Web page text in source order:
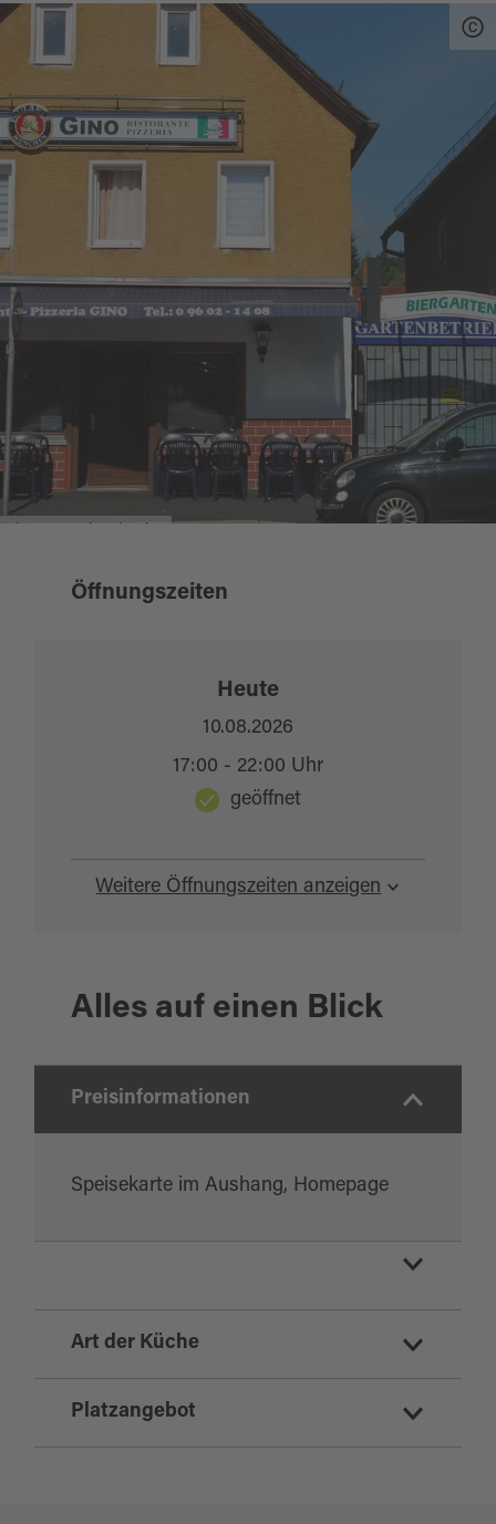
Öffnungszeiten
Weitere Öffnungszeiten anzeigen
Heute
10.08.2026
17:00 - 22:00 Uhr
geöffnet
Alles auf einen Blick
Preisinformationen
Speisekarte im Aushang, Homepage
Biergarten
Restaurant
Art der Küche
italienisch
Platzangebot